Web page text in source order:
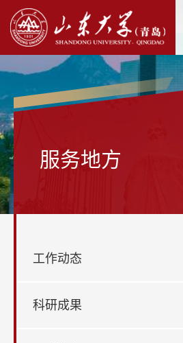
服务地方
工作动态
科研成果